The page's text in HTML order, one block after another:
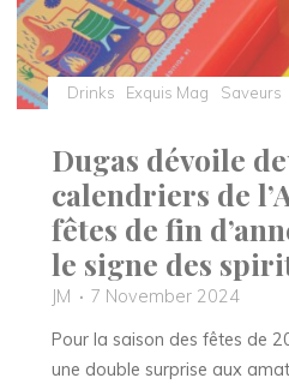
Drinks Exquis Mag Saveurs
Dugas dévoile
calendriers de
fêtes de fin
le signe des
JM
7 November 2024
Pour la saison des fêtes de
une double surprise aux